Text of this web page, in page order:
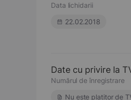
Data lichidarii
22.02.2018
Date cu privire la
Numărul de înregistrare
Nu este platitor de